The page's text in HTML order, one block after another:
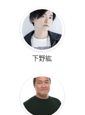
下野紘